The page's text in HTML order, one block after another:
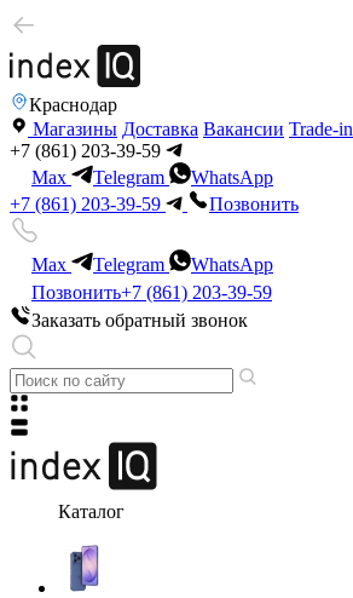
Краснодар
Магазины Доставка Вакансии Trade-in
+7 (861) 203-39-59
Max
Telegram
WhatsApp
+7 (861) 203-39-59
Позвонить
Max Telegram
WhatsApp
Позвонить+7 (861) 203-39-59
Заказать обратный звонок
Каталог